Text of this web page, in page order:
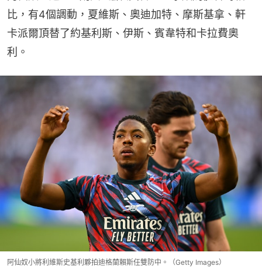
比，有4個調動，夏維斯、奧迪加特、摩斯基拿、軒
卡派爾頂替了約基利斯、伊斯、賓韋特和卡拉費奧
利。
阿仙奴小將利維斯史基利夥拍迪格蘭賴斯任雙防中。（Getty Images）